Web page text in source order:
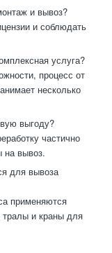
и вывоз?
и соблюдать
услуга?
процесс от
несколько
выгоду?
частично
на вывоз.
для вывоза
применяются
и краны для